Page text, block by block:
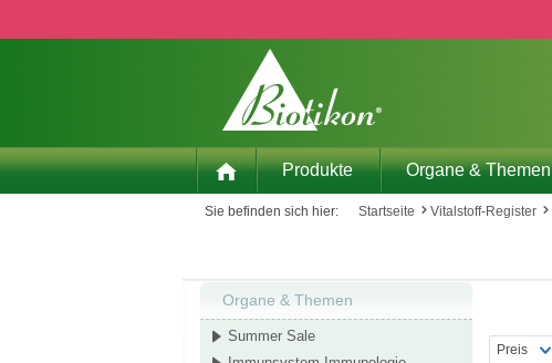
Produkte Organe & Themen
Sie befinden sich hier: Startseite Vitalstoff-Register
Organe & Themen
Summer Sale
Preis